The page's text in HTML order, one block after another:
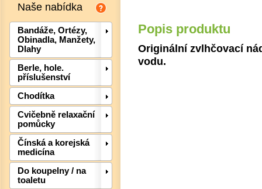
Naše nabídka
Bandáže, Ortézy,
Obinadla, Manžety,
Dlahy
Berle, hole.
příslušenství
Chodítka
Cvičebně relaxační
pomůcky
Čínská a korejská
medicína
Do koupelny / na
toaletu
Popis produktu
Originální zvlhčovací
vodu.